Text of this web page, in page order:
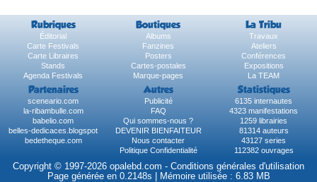
Rubriques Boutiques La Tribu
Éditorial Albums
Travaux
Carte Festivals
Fanzines
Ateliers
Carte Libraires
Posters
Conférences
Stands
Cartes-postales
Expositions
Agenda Festivals
Marque-pages La TEAM
Partenaires Autres Statistiques
sceneario.com Publicité
6135 internautes
la-ribambulle.com
FAQ
4323 manifestations
babelio.com
Qui sommes-nous ?
1259 librairies
belles-dedicaces.blogspot
DEVENIR BIENFAITEUR
81314 auteurs
bedetheque.com
Nous contacter
43127 series
Politique Confidentialité
112382 ouvrages
Copyright © 1997-2026 opalebd.com - Conditions générales d'utilisation
Page générée en 0.2148s | Mémoire utilisée : 6.83 MB